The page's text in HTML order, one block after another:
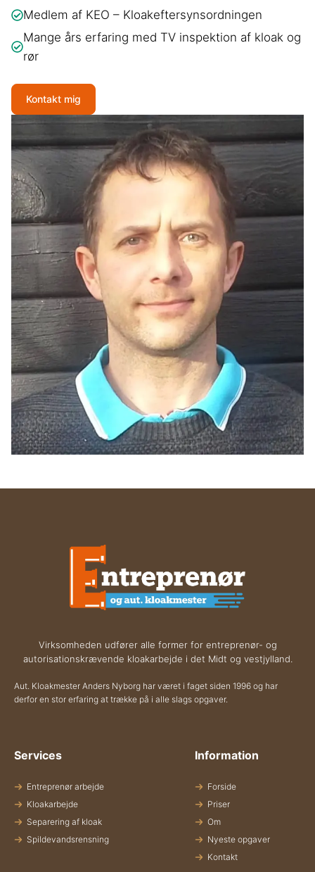
Medlem af KEO – Kloakeftersynsordningen
Mange års erfaring med TV inspektion af kloak og
rør
Kontakt mig
Virksomheden udfører alle former for entreprenør- og
autorisationskrævende kloakarbejde i det Midt og vestjylland.
Aut. Kloakmester Anders Nyborg har været i faget siden 1996 og har
derfor en stor erfaring at trække på i alle slags opgaver.
Services
Entreprenør arbejde
Kloakarbejde
Separering af kloak
Spildevandsrensning
Information
Forside
Priser
Om
Nyeste opgaver
Kontakt